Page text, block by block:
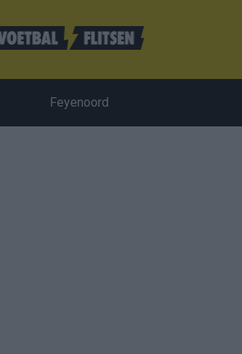
Feyenoord